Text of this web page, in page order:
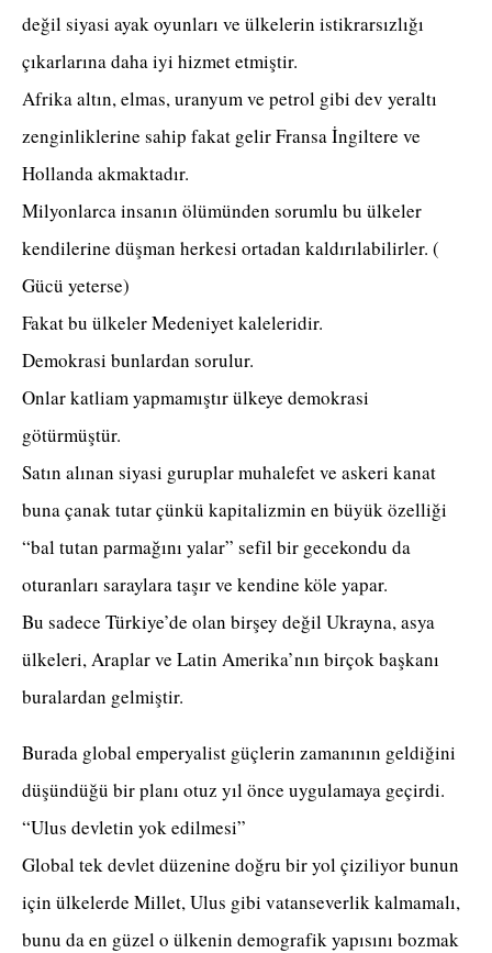
değil siyasi ayak oyunları ve ülkelerin istikrarsızlığı
çıkarlarına daha iyi hizmet etmiştir.
Afrika altın, elmas, uranyum ve petrol gibi dev yeraltı
zenginliklerine sahip fakat gelir Fransa İngiltere ve
Hollanda akmaktadır.
Milyonlarca insanın ölümünden sorumlu bu ülkeler
kendilerine düşman herkesi ortadan kaldırılabilirler. (
Gücü yeterse)
Fakat bu ülkeler Medeniyet kaleleridir.
Demokrasi bunlardan sorulur.
Onlar katliam yapmamıştır ülkeye demokrasi
götürmüştür.
Satın alınan siyasi guruplar muhalefet ve askeri kanat
buna çanak tutar çünkü kapitalizmin en büyük özelliği
“bal tutan parmağını yalar” sefil bir gecekondu da
oturanları saraylara taşır ve kendine köle yapar.
Bu sadece Türkiye’de olan birşey değil Ukrayna, asya
ülkeleri, Araplar ve Latin Amerika’nın birçok başkanı
buralardan gelmiştir.
Burada global emperyalist güçlerin zamanının geldiğini
düşündüğü bir planı otuz yıl önce uygulamaya geçirdi.
“Ulus devletin yok edilmesi”
Global tek devlet düzenine doğru bir yol çiziliyor bunun
için ülkelerde Millet, Ulus gibi vatanseverlik kalmamalı,
bunu da en güzel o ülkenin demografik yapısını bozmak